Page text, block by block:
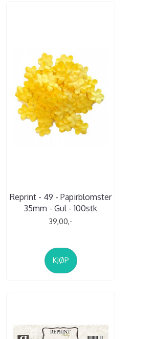
Reprint - 49 - Papirblomster
35mm - Gul - 100stk
39,00,-
KJØP